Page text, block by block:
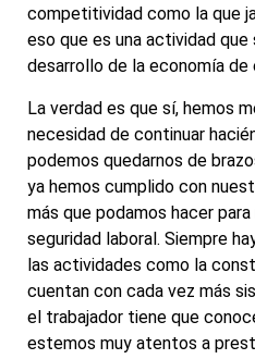
competitividad como la que
eso que es una actividad que
desarrollo de la economía de
La verdad es que sí, hemos
necesidad de continuar
podemos quedarnos de
ya hemos cumplido con
más que podamos hacer
seguridad laboral. Siempre
las actividades como la
cuentan con cada vez más
el trabajador tiene que
estemos muy atentos a